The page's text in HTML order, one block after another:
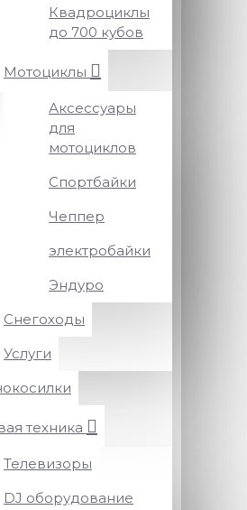
Квадроциклы
до 700 кубов
Мотоциклы
Аксессуары
для
мотоциклов
Спортбайки
Чеппер
электробайки
Эндуро
Снегоходы
Услуги
техника
Телевизоры
DJ оборудование